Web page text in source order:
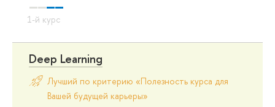
Deep Learning
Лучший по критерию «Полезность курса для
Вашей будущей карьеры»